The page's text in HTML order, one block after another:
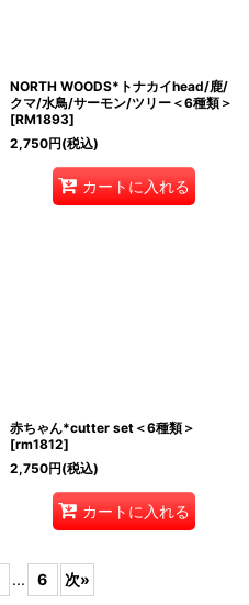
NORTH WOODS*トナカイhead/鹿/
クマ/水鳥/サーモン/ツリー＜6種類＞
[RM1893]
2,750円(税込)
カートに入れる
赤ちゃん*cutter set＜6種類＞
[rm1812]
2,750円(税込)
カートに入れる
... 6 次»